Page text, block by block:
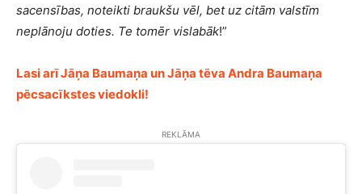
sacensības, noteikti braukšu vēl, bet uz citām valstīm
neplānoju doties. Te tomēr vislabāk!”
Lasi arī Jāņa Baumaņa un Jāņa tēva Andra Baumaņa
pēcsacīkstes viedokli!
REKLĀMA